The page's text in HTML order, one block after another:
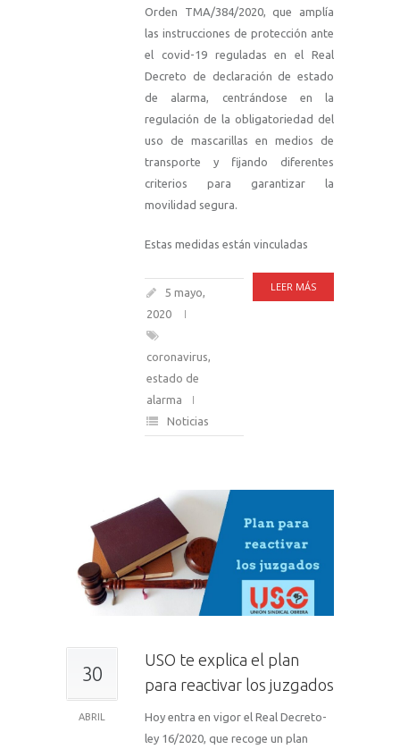
Orden TMA/384/2020, que amplía
las instrucciones de protección ante
el covid-19 reguladas en el Real
Decreto de declaración de estado
de alarma, centrándose en la
regulación de la obligatoriedad del
uso de mascarillas en medios de
transporte y fijando diferentes
criterios para garantizar la
movilidad segura.
Estas medidas están vinculadas
LEER MÁS
5 mayo,
2020
coronavirus,
estado de
alarma
Noticias
30
ABRIL
USO te explica el plan
para reactivar los juzgados
Hoy entra en vigor el Real Decreto-
ley 16/2020, que recoge un plan